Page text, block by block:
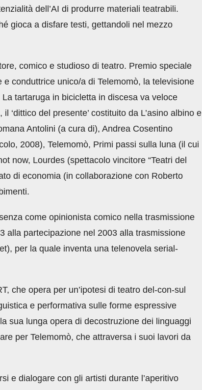
dell’AI di produrre materiali teatrabili.
gioca a disfare testi, gettandoli nel mezzo
comico e studioso di teatro. Premio speciale
conduttrice unico/a di Telemomò, la televisione
tartaruga in bicicletta in discesa va veloce
‘dittico del presente’ costituito da L’asino albino e
Antolini (a cura di), Andrea Cosentino
2008), Telemomò, Primi passi sulla luna (il cui
now, Lourdes (spettacolo vincitore “Teatri del
di economia (in collaborazione con Roberto
come opinionista comico nella trasmissione
alla partecipazione nel 2003 alla trasmissione
per la quale inventa una telenovela serial-
che opera per un’ipotesi di teatro del-con-sul
e performativa sulle forme espressive
sua lunga opera di decostruzione dei linguaggi
per Telemomò, che attraversa i suoi lavori da
e dialogare con gli artisti durante l’aperitivo